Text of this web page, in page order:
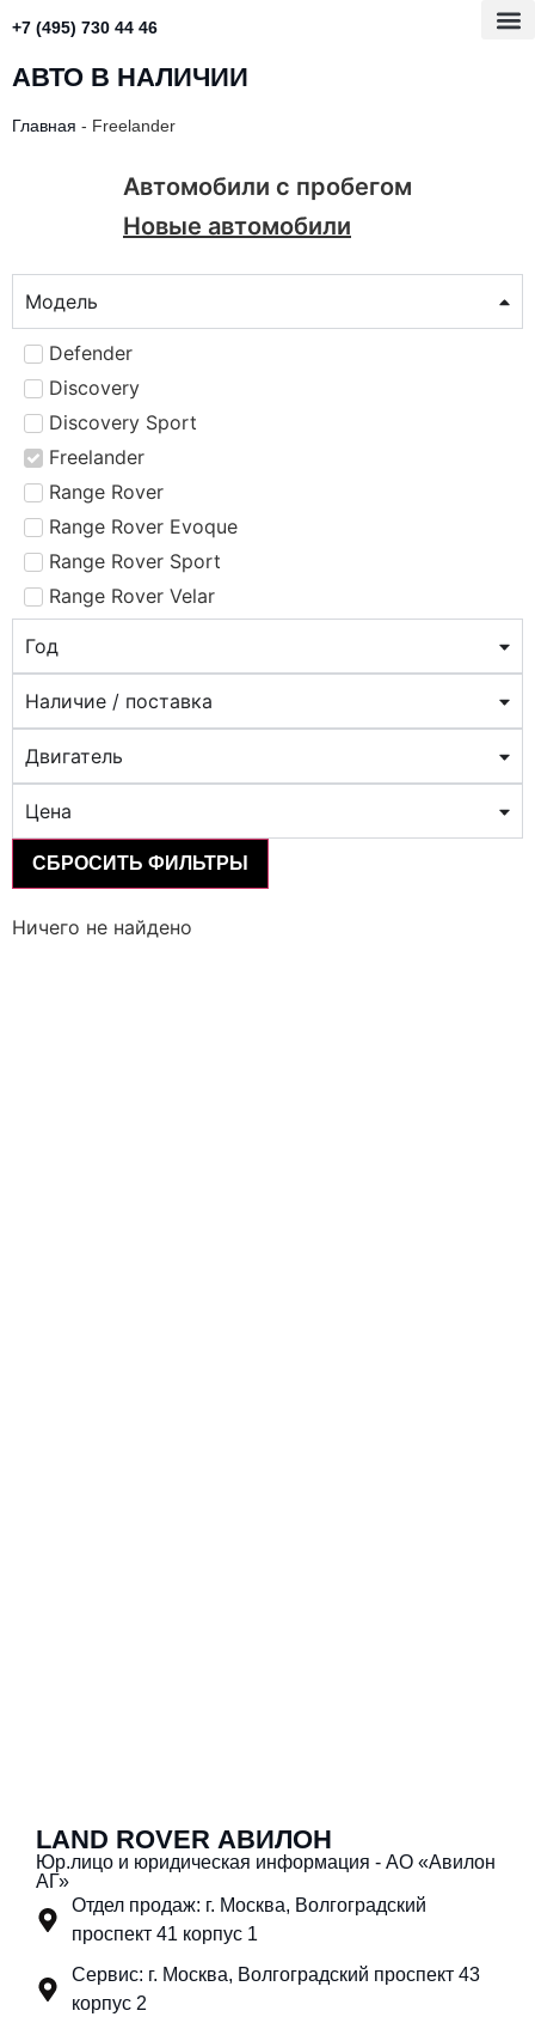
+7 (495) 730 44 46
АВТО В НАЛИЧИИ
Главная - Freelander
Автомобили с пробегом
Новые автомобили
Модель
Defender
Discovery
Discovery Sport
Freelander
Range Rover
Range Rover Evoque
Range Rover Sport
Range Rover Velar
Год
Наличие / поставка
Двигатель
Цена
СБРОСИТЬ ФИЛЬТРЫ
Ничего не найдено
LAND ROVER АВИЛОН
Юр.лицо и юридическая информация - АО «Авилон
АГ»
Отдел продаж: г. Москва, Волгоградский
проспект 41 корпус 1
Сервис: г. Москва, Волгоградский проспект 43
корпус 2